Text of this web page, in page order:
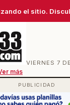
el sitio.
VIERNES 7
más